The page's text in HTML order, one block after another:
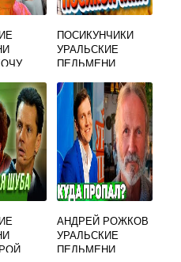
ПОСИКУНЧИКИ
УРАЛЬСКИЕ
ПЕЛЬМЕНИ
АНДРЕЙ РОЖКОВ
УРАЛЬСКИЕ
ПЕЛЬМЕНИ